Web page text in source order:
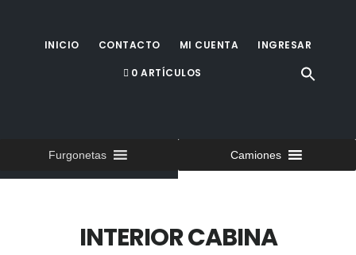
INICIO CONTACTO MI CUENTA INGRESAR
0 ARTÍCULOS
Furgonetas Camiones
INTERIOR CABINA